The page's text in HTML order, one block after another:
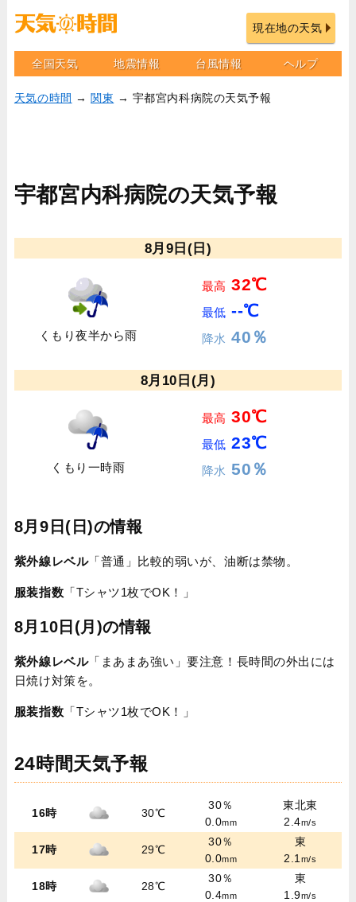
現在地の天気
全国天気 地震情報 台風情報 ヘルプ
天気の時間 → 関東 → 宇都宮内科病院の天気予報
宇都宮内科病院の天気予報
8月9日(日)
くもり夜半から雨
最高 32℃
最低 --℃
降水 40％
8月10日(月)
くもり一時雨
最高 30℃
最低 23℃
降水 50％
8月9日(日)の情報
紫外線レベル「普通」比較的弱いが、油断は禁物。
服装指数 「Tシャツ1枚でOK！」
8月10日(月)の情報
紫外線レベル「まあまあ強い」要注意！長時間の外出には
日焼け対策を。
服装指数 「Tシャツ1枚でOK！」
24時間天気予報
16時 30℃
30％
0.0mm
東北東
2.4m/s
17時 29℃
30％
0.0mm
東
2.1m/s
18時 28℃
30％
0.4mm
東
1.9m/s